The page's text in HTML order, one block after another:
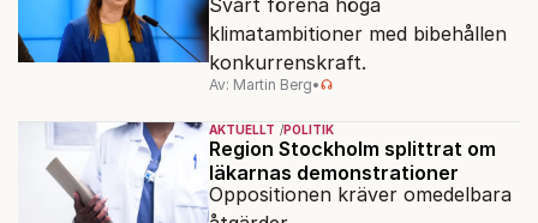
klimatambitioner med bibehållen
konkurrenskraft.
Av: Martin Berg•
AKTUELLT POLITIK
Region Stockholm splittrat om
läkarnas demonstrationer
Oppositionen kräver omedelbara